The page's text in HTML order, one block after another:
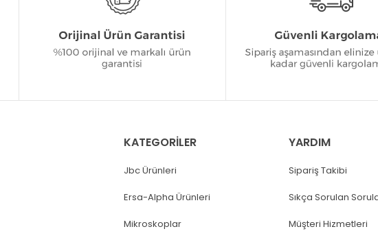
KATEGORİLER
Jbc Ürünleri
Ersa-Alpha Ürünleri
Mikroskoplar
YARDIM
Sipariş Takibi
Sıkça Sorulan
Müşteri Hizmetleri